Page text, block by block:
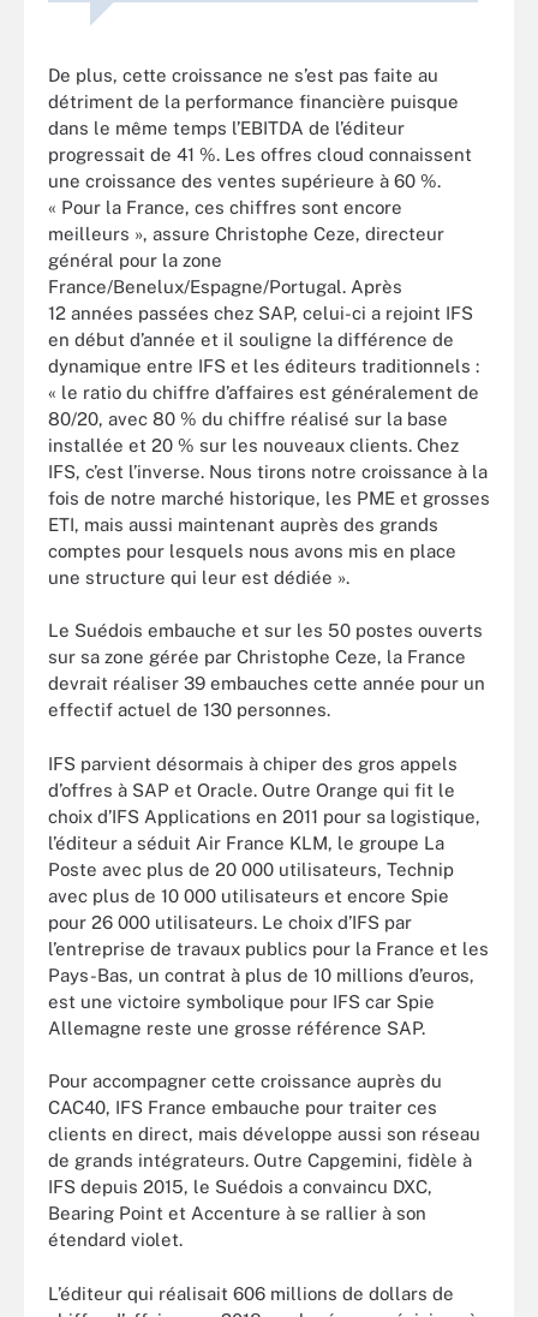
De plus, cette croissance ne s’est pas faite au
détriment de la performance financière puisque
dans le même temps l’EBITDA de l’éditeur
progressait de 41 %. Les offres cloud connaissent
une croissance des ventes supérieure à 60 %.
« Pour la France, ces chiffres sont encore
meilleurs », assure Christophe Ceze, directeur
général pour la zone
France/Benelux/Espagne/Portugal. Après
12 années passées chez SAP, celui-ci a rejoint IFS
en début d’année et il souligne la différence de
dynamique entre IFS et les éditeurs traditionnels :
« le ratio du chiffre d’affaires est généralement de
80/20, avec 80 % du chiffre réalisé sur la base
installée et 20 % sur les nouveaux clients. Chez
IFS, c’est l’inverse. Nous tirons notre croissance à la
fois de notre marché historique, les PME et grosses
ETI, mais aussi maintenant auprès des grands
comptes pour lesquels nous avons mis en place
une structure qui leur est dédiée ».
Le Suédois embauche et sur les 50 postes ouverts
sur sa zone gérée par Christophe Ceze, la France
devrait réaliser 39 embauches cette année pour un
effectif actuel de 130 personnes.
IFS parvient désormais à chiper des gros appels
d’offres à SAP et Oracle. Outre Orange qui fit le
choix d’IFS Applications en 2011 pour sa logistique,
l’éditeur a séduit Air France KLM, le groupe La
Poste avec plus de 20 000 utilisateurs, Technip
avec plus de 10 000 utilisateurs et encore Spie
pour 26 000 utilisateurs. Le choix d’IFS par
l’entreprise de travaux publics pour la France et les
Pays-Bas, un contrat à plus de 10 millions d’euros,
est une victoire symbolique pour IFS car Spie
Allemagne reste une grosse référence SAP.
Pour accompagner cette croissance auprès du
CAC40, IFS France embauche pour traiter ces
clients en direct, mais développe aussi son réseau
de grands intégrateurs. Outre Capgemini, fidèle à
IFS depuis 2015, le Suédois a convaincu DXC,
Bearing Point et Accenture à se rallier à son
étendard violet.
L’éditeur qui réalisait 606 millions de dollars de